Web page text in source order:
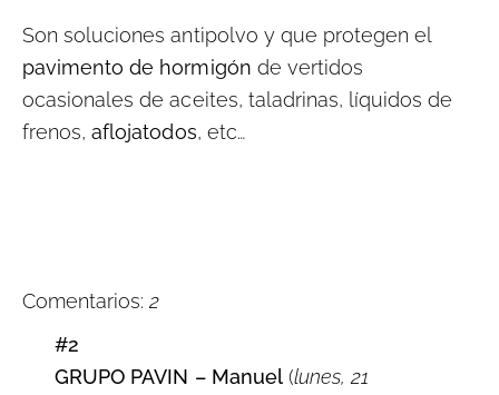
Son soluciones antipolvo y que protegen el
pavimento de hormigón de vertidos
ocasionales de aceites, taladrinas, líquidos de
frenos,aflojatodos, etc…
Comentarios:2
#2
GRUPO PAVIN – Manuel(lunes, 21